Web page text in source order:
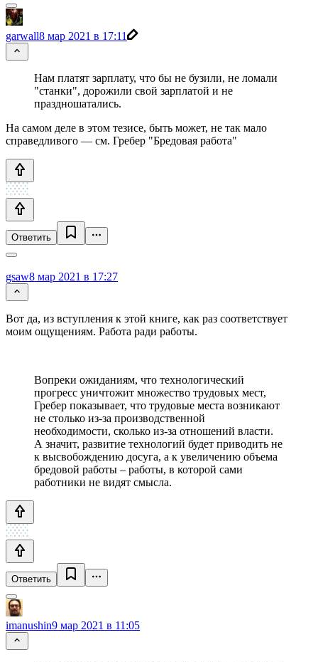
garwall8 мар 2021 в 17:11
Нам платят зарплату, что бы не бузили, не ломали
"станки", дорожили свой зарплатой и не
праздношатались.
На самом деле в этом тезисе, быть может, не так мало
справедливого — см. Гребер "Бредовая работа"
Ответить
gsaw8 мар 2021 в 17:27
Вот да, из вступления к этой книге, как раз соответствует
моим ощущениям. Работа ради работы.
Вопреки ожиданиям, что технологический
прогресс уничтожит множество трудовых мест,
Гребер показывает, что трудовые места возникают
не столько из-за производственной
необходимости, сколько из-за отношений власти.
А значит, развитие технологий будет приводить не
к высвобождению досуга, а к увеличению объема
бредовой работы – работы, в которой сами
работники не видят смысла.
Ответить
imanushin9 мар 2021 в 11:05